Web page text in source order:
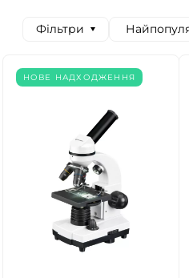
Фільтри
НОВЕ НАДХОДЖЕННЯ